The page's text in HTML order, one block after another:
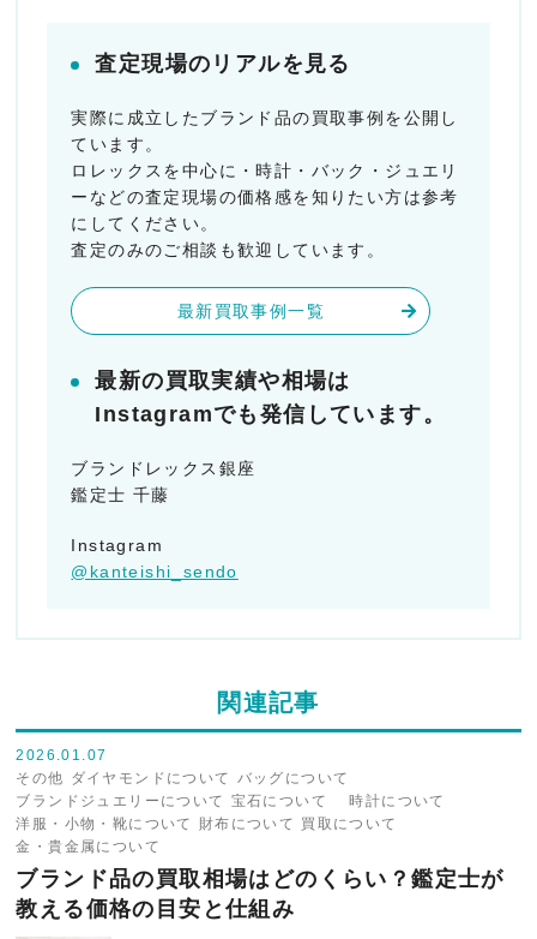
査定現場のリアルを見る
実際に成立したブランド品の買取事例を公開し
ています。
ロレックスを中心に・時計・バック・ジュエリ
ーなどの査定現場の価格感を知りたい方は参考
にしてください。
査定のみのご相談も歓迎しています。
最新買取事例一覧
最新の買取実績や相場は
Instagramでも発信しています。
ブランドレックス銀座
鑑定士 千藤
Instagram
@kanteishi_sendo
関連記事
2026.01.07
その他 ダイヤモンドについて バッグについて
ブランドジュエリーについて 宝石について
時計について
洋服・小物・靴について
財布について 買取について
金・貴金属について
ブランド品の買取相場はどのくらい？鑑定士が
教える価格の目安と仕組み